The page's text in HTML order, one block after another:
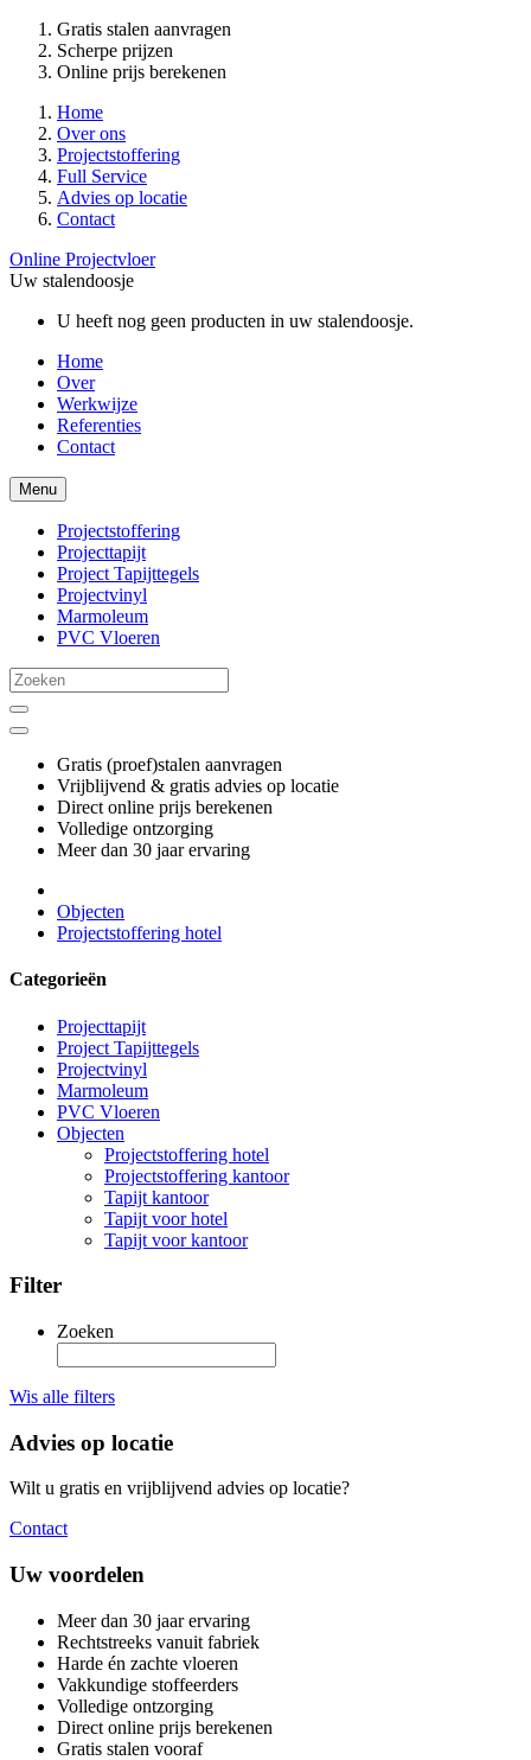
Gratis stalen aanvragen
Scherpe prijzen
Online prijs berekenen
Home
Over ons
Projectstoffering
Full Service
Advies op locatie
Contact
Online Projectvloer
Uw stalendoosje
U heeft nog geen producten in uw stalendoosje.
Home
Over
Werkwijze
Referenties
Contact
Menu
Projectstoffering
Projecttapijt
Project Tapijttegels
Projectvinyl
Marmoleum
PVC Vloeren
Gratis (proef)stalen aanvragen
Vrijblijvend & gratis advies op locatie
Direct online prijs berekenen
Volledige ontzorging
Meer dan 30 jaar ervaring
Objecten
Projectstoffering hotel
Categorieën
Projecttapijt
Project Tapijttegels
Projectvinyl
Marmoleum
PVC Vloeren
Objecten
Projectstoffering hotel
Projectstoffering kantoor
Tapijt kantoor
Tapijt voor hotel
Tapijt voor kantoor
Filter
Zoeken
Wis alle filters
Advies op locatie
Wilt u gratis en vrijblijvend advies op locatie?
Contact
Uw voordelen
Meer dan 30 jaar ervaring
Rechtstreeks vanuit fabriek
Harde én zachte vloeren
Vakkundige stoffeerders
Volledige ontzorging
Direct online prijs berekenen
Gratis stalen vooraf